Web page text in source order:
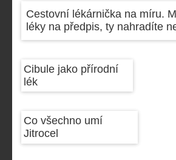
Cestovní lékárnička na míru.
léky na předpis, ty nahradíte
Cibule jako přírodní
lék
Co všechno umí
Jitrocel